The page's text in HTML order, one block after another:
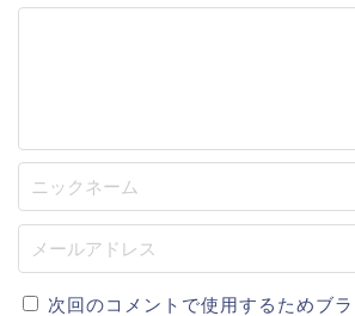
次回のコメントで使用するためブ